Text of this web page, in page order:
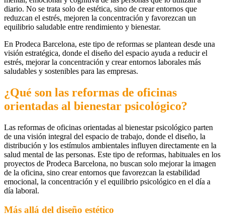
diario. No se trata solo de estética, sino de crear entornos que
reduzcan el estrés, mejoren la concentración y favorezcan un
equilibrio saludable entre rendimiento y bienestar.
En Prodeca Barcelona, este tipo de reformas se plantean desde una
visión estratégica, donde el diseño del espacio ayuda a reducir el
estrés, mejorar la concentración y crear entornos laborales más
saludables y sostenibles para las empresas.
¿Qué son las reformas de oficinas
orientadas al bienestar psicológico?
Las reformas de oficinas orientadas al bienestar psicológico parten
de una visión integral del espacio de trabajo, donde el diseño, la
distribución y los estímulos ambientales influyen directamente en la
salud mental de las personas. Este tipo de reformas, habituales en los
proyectos de Prodeca Barcelona, no buscan solo mejorar la imagen
de la oficina, sino crear entornos que favorezcan la estabilidad
emocional, la concentración y el equilibrio psicológico en el día a
día laboral.
Más allá del diseño estético